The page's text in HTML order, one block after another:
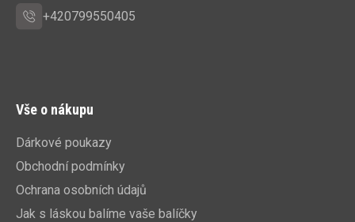
+420799550405
Vše o nákupu
Dárkové poukazy
Obchodní podmínky
Ochrana osobních údajů
Jak s láskou balíme vaše balíčky